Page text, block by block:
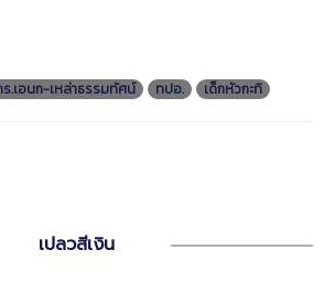
ร.เอนก-เหล่าธรรมทัศน์ ทปอ. เด็กหัวกะทิ
เปลวสีเงิน